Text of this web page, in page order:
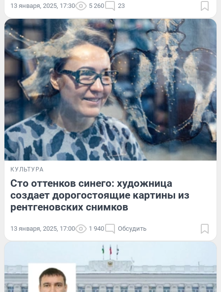
13 января, 2025, 17:30 5 260 23
КУЛЬТУРА
Сто оттенков синего: художница
создает дорогостоящие картины из
рентгеновских снимков
13 января, 2025, 17:00 1 940 Обсудить